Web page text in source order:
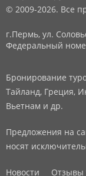
© 2009-2026. Все
г.Пермь, ул.
Федеральный
Бронирование
Тайланд, Греция,
Вьетнам и др.
Предложения на
носят
Новости Отзывы